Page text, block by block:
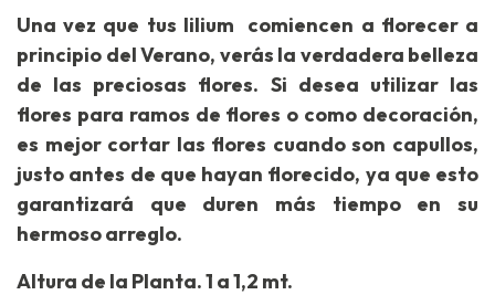
Una vez que tus lilium comiencen a florecer a
principio del Verano, verás la verdadera belleza
de las preciosas flores. Si desea utilizar las
flores para ramos de flores o como decoración,
es mejor cortar las flores cuando son capullos,
justo antes de que hayan florecido, ya que esto
garantizará que duren más tiempo en su
hermoso arreglo.
Altura de la Planta. 1 a 1,2 mt.